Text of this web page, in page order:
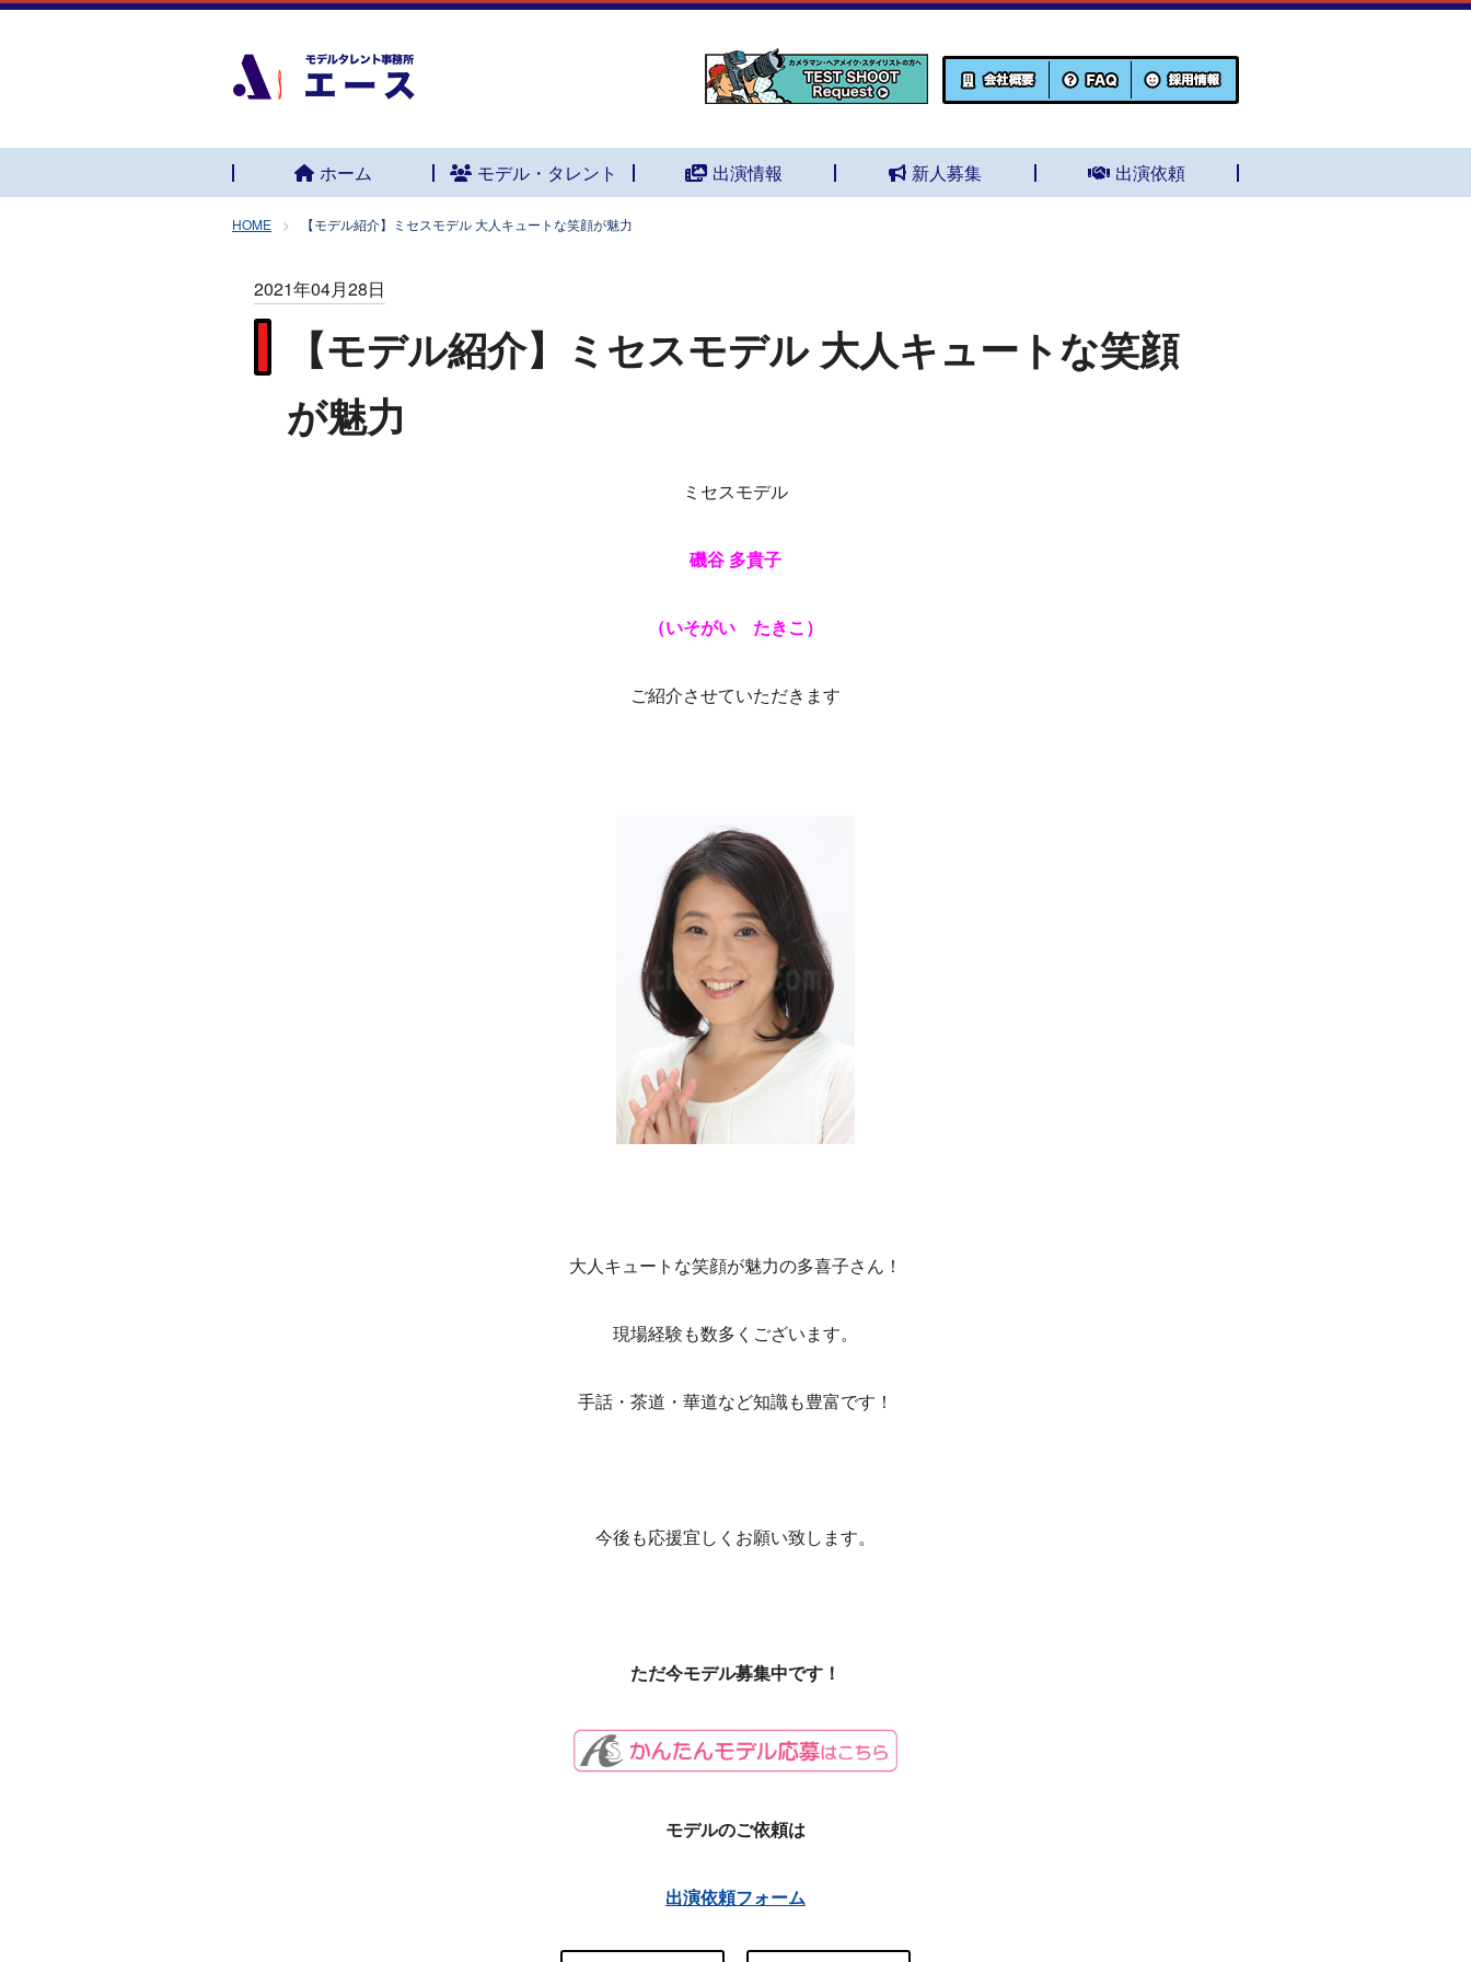
ホーム モデル・タレント 出演情報 新人募集 出演依頼
HOME 【モデル紹介】ミセスモデル 大人キュートな笑顔が魅力
2021年04月28日
【モデル紹介】ミセスモデル 大人キュートな笑顔
が魅力
ミセスモデル
磯谷 多貴子
（いそがい たきこ）
ご紹介させていただきます
大人キュートな笑顔が魅力の多喜子さん！
現場経験も数多くございます。
手話・茶道・華道など知識も豊富です！
今後も応援宜しくお願い致します。
ただ今モデル募集中です！
モデルのご依頼は
出演依頼フォーム